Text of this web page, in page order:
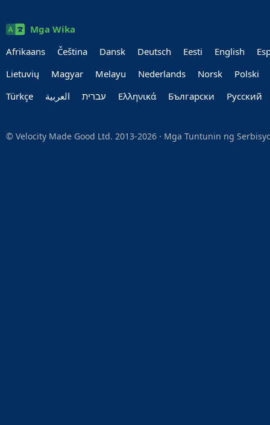
Mga Wika
Afrikaans
Čeština Dansk Deutsch Eesti English
Lietuvių
Magyar Melayu Nederlands Norsk
Polski
Türkçe
العربية‏ עברית‏ Ελληνικά Български Руccкий
© Velocity Made Good Ltd. 2013-2026 · Mga Tuntunin ng